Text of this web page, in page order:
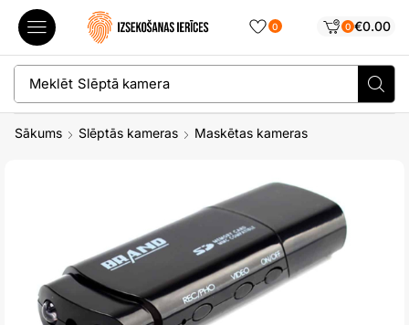
0 0 €0.00
Meklēt Slēptā kamera
Sākums Slēptās kameras Maskētas kameras